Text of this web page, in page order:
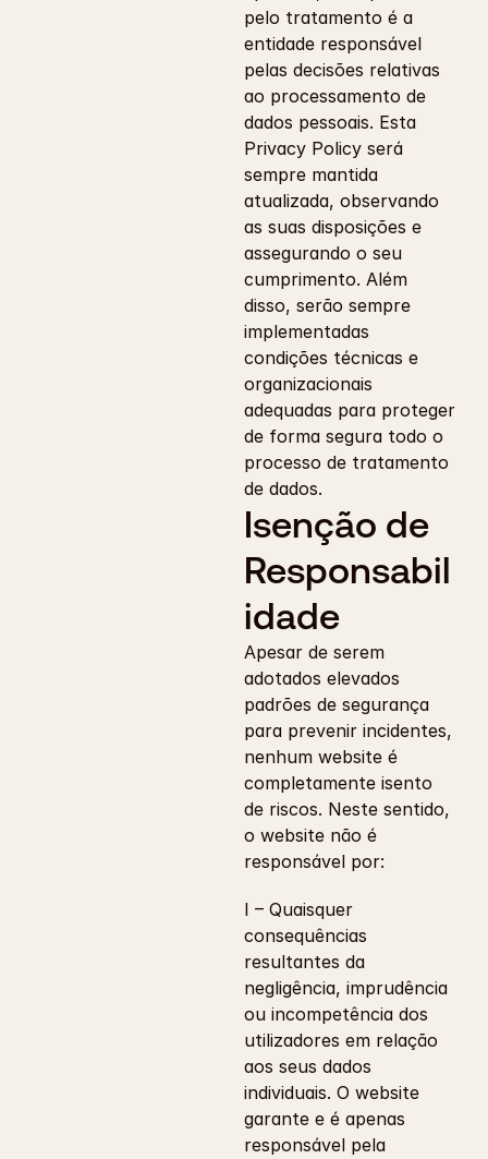
pelo tratamento é a
entidade responsável
pelas decisões relativas
ao processamento de
dados pessoais. Esta
Privacy Policy será
sempre mantida
atualizada, observando
as suas disposições e
assegurando o seu
cumprimento. Além
disso, serão sempre
implementadas
condições técnicas e
organizacionais
adequadas para proteger
de forma segura todo o
processo de tratamento
de dados.
Isenção de
Responsabil
idade
Apesar de serem
adotados elevados
padrões de segurança
para prevenir incidentes,
nenhum website é
completamente isento
de riscos. Neste sentido,
o website não é
responsável por:
I – Quaisquer
consequências
resultantes da
negligência, imprudência
ou incompetência dos
utilizadores em relação
aos seus dados
individuais. O website
garante e é apenas
responsável pela